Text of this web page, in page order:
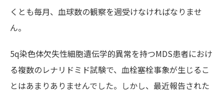
くとも毎月、血球数の観察を週受けなければなりませ
ん。
5q染色体欠失性細胞遺伝学的異常を持つMDS患者におけ
る複数のレナリドミド試験で、血栓塞栓事象が生じるこ
とはあまりありませんでした。しかし、最近報告された